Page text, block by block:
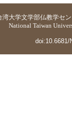
湾大学文学部仏教学セ
National Taiwan
doi:10.6681/